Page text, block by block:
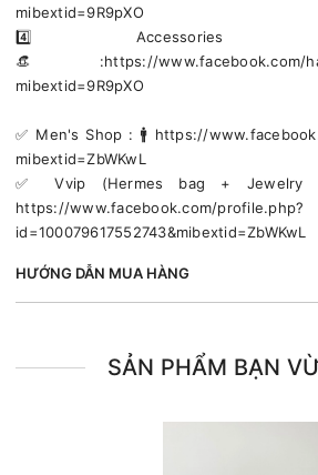
mibextid=9R9pXO
4️⃣
👒:https://www.facebook.com/
mibextid=9R9pXO
✅️ Men's Shop : 🚹 https://
mibextid=ZbWKwL
✅️ Vvip (Hermes bag +
https://www.facebook.com/profile.php?
id=100079617552743&mibextid=ZbWKwL
HƯỚNG DẪN MUA HÀNG
SẢN PHẨM BẠN